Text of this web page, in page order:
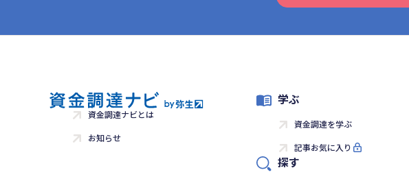
資金調達ナビとは
お知らせ
学ぶ
資金調達を学ぶ
記事お気に入り
探す